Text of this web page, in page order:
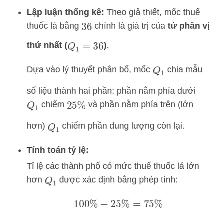
Lập luận thống kê: Theo giả thiết, mốc thuế
thuốc lá bằng 36 chính là giá trị của tứ phân vị
thứ nhất (Q1 =36 ).
Dựa vào lý thuyết phân bố, mốc Q1 chia mẫu
số liệu thành hai phần: phần nằm phía dưới
Q1 chiếm 25% và phần nằm phía trên (lớn
hơn) Q1 chiếm phần dung lượng còn lại.
Tính toán tỷ lệ:
Tỉ lệ các thành phố có mức thuế thuốc lá lớn
hơn Q1 được xác định bằng phép tính:
100%− 25% =75%